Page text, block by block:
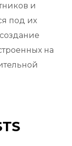
и
под их
на